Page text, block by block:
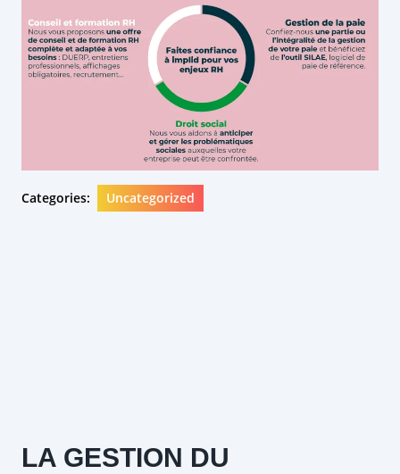
Categories: Uncategorized
LA GESTION DU